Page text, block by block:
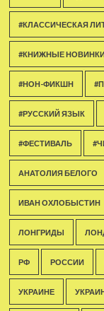
#КЛАССИЧЕСКАЯ
#КНИЖНЫЕ
#НОН-ФИКШН
#РУССКИЙ ЯЗЫК
#ФЕСТИВАЛЬ
АНАТОЛИЯ БЕЛОГО
ИВАН ОХЛОБЫСТИН
ЛОНГРИДЫ
РФ РОССИИ
УКРАИНЕ